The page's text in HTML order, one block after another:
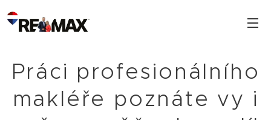
Práci profesionálního
makléře poznáte vy i